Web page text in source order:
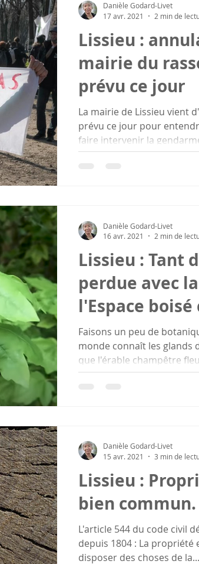
Lissieu :
mairie du
prévu ce jour
La mairie de Lissieu vient
prévu ce jour pour
faire intervenir la
Danièle Godard-Livet
17 avr. 2021
2 min de
Lissieu : Tant
perdue avec
l'Espace boisé
Faisons un peu de
monde connaît les glands
que l'érable champêtre
Danièle Godard-Livet
16 avr. 2021
2 min de
Lissieu :
bien commun.
L'article 544 du code civil
depuis 1804 : La
disposer des choses de la...
Danièle Godard-Livet
15 avr. 2021
3 min de